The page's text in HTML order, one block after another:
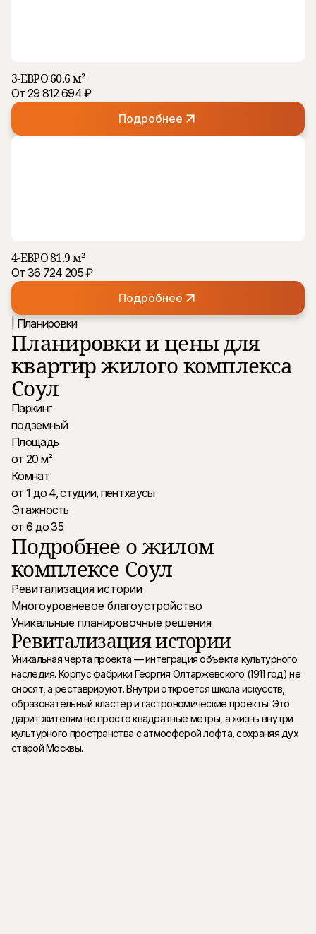
3-ЕВРО 60.6 м²
От 29 812 694 ₽
Подробнее
4-ЕВРО 81.9 м²
От 36 724 205 ₽
Подробнее
| Планировки
Планировки и цены для
квартир жилого комплекса
Соул
Паркинг
подземный
Площадь
от 20 м²
Комнат
от 1 до 4, студии, пентхаусы
Этажность
от 6 до 35
Подробнее о жилом
комплексе Соул
Ревитализация истории
Многоуровневое благоустройство
Уникальные планировочные решения
Ревитализация истории
Уникальная черта проекта — интеграция объекта культурного
наследия. Корпус фабрики Георгия Олтаржевского (1911 год) не
сносят, а реставрируют. Внутри откроется школа искусств,
образовательный кластер и гастрономические проекты. Это
дарит жителям не просто квадратные метры, а жизнь внутри
культурного пространства с атмосферой лофта, сохраняя дух
старой Москвы.